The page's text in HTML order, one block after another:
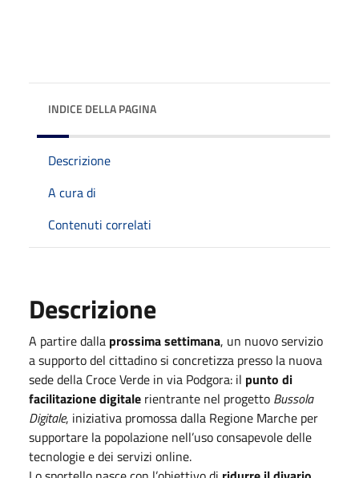
INDICE DELLA PAGINA
Descrizione
A cura di
Contenuti correlati
Descrizione
A partire dalla prossima settimana, un nuovo servizio
a supporto del cittadino si concretizza presso la nuova
sede della Croce Verde in via Podgora: il punto di
facilitazione digitale rientrante nel progetto Bussola
Digitale, iniziativa promossa dalla Regione Marche per
supportare la popolazione nell’uso consapevole delle
tecnologie e dei servizi online.